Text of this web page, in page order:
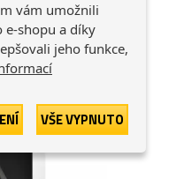
TOREX® inkoust,
16 bodů
vám umožnili
e-shopu a díky
jeho funkce,
VŠE VYPNUTO